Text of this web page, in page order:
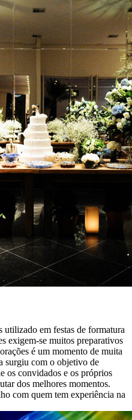
em festas de formatura
exigem-se muitos preparativos
é um momento de muita
surgiu com o objetivo de
os convidados e os próprios
dos melhores momentos.
com quem tem experiência na